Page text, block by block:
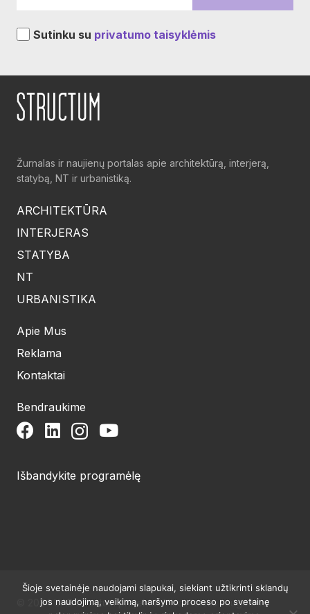
Sutinku su privatumo taisyklėmis
Žurnalas ir naujienų portalas apie architektūrą, interjerą,
statybą, NT ir urbanistiką.
ARCHITEKTŪRA
INTERJERAS
STATYBA
NT
URBANISTIKA
Apie Mus
Reklama
Kontaktai
Bendraukime
Išbandykite programėlę
© 2024 UAB Structum projektai. Visos teisės saugomos.
Šioje svetainėje naudojami slapukai, siekiant užtikrinti sklandų
jos naudojimą, veikimą, naršymo proceso po svetainę